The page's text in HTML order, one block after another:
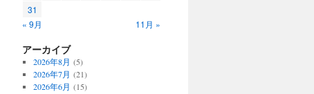
31
« 9月
11月 »
アーカイブ
2026年8月 (5)
2026年7月 (21)
2026年6月 (15)